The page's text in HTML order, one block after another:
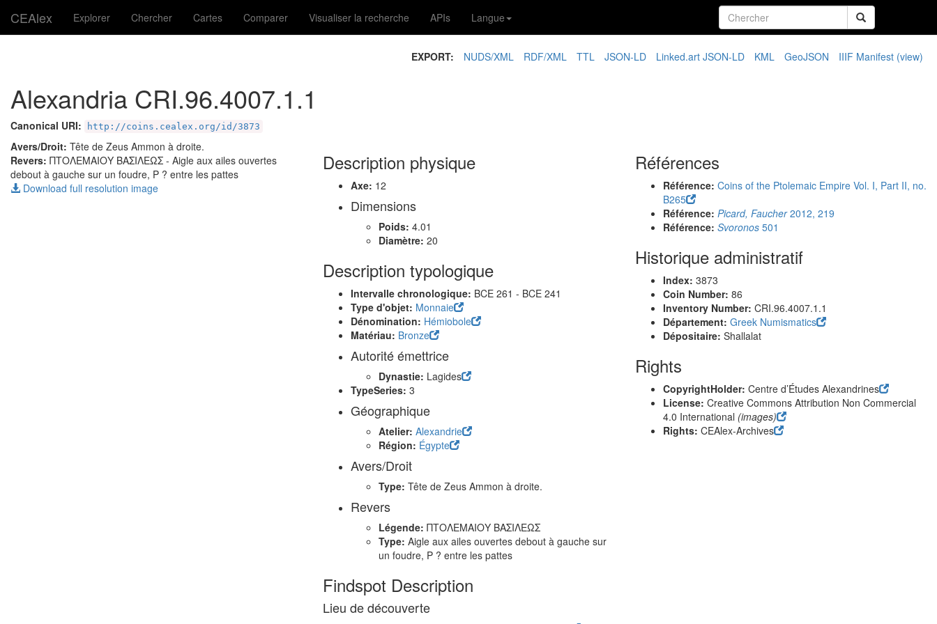
CEAlex Explorer Chercher Cartes Comparer Visualiser la recherche APIs Langue
EXPORT: NUDS/XML RDF/XML TTL JSON-LD Linked.art JSON-LD KML GeoJSON IIIF Manifest (view)
Alexandria CRI.96.4007.1.1
Canonical URI: http://coins.cealex.org/id/3873
Avers/Droit: Tête de Zeus Ammon à droite.
Revers: ΠΤΟΛΕΜΑΙΟΥ ΒΑΣΙΛΕΩΣ - Aigle aux ailes ouvertes
debout à gauche sur un foudre, P ? entre les pattes
Download full resolution image
Description physique
Axe: 12
Dimensions
Poids: 4.01
Diamètre: 20
Description typologique
Intervalle chronologique: BCE 261 - BCE 241
Type d'objet: Monnaie
Dénomination: Hémiobole
Matériau: Bronze
Autorité émettrice
Dynastie: Lagides
TypeSeries: 3
Géographique
Atelier: Alexandrie
Région: Égypte
Avers/Droit
Type: Tête de Zeus Ammon à droite.
Revers
Légende: ΠΤΟΛΕΜΑΙΟΥ ΒΑΣΙΛΕΩΣ
Type: Aigle aux ailes ouvertes debout à gauche sur
un foudre, P ? entre les pattes
Findspot Description
Lieu de découverte
Références
Référence: Coins of the Ptolemaic Empire Vol. I, Part II, no.
B265
Référence: Picard, Faucher2012, 219
Référence: Svoronos 501
Historique administratif
Index: 3873
Coin Number: 86
Inventory Number: CRI.96.4007.1.1
Département: Greek Numismatics
Dépositaire: Shallalat
Rights
CopyrightHolder: Centre d’Études Alexandrines
License: Creative Commons Attribution Non Commercial
4.0 International (images)
Rights: CEAlex-Archives